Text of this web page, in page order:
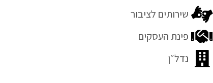
שירותים לציבור
פינת העסקים
נדל״ן